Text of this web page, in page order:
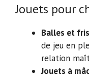
Jouets pour
Balles et
de jeu en
relation
Jouets à